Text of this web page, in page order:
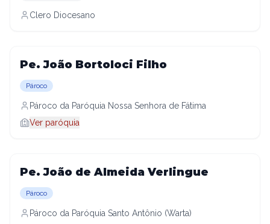
Clero Diocesano
Pe. João Bortoloci Filho
Pároco
Pároco da Paróquia Nossa Senhora de Fátima
Ver paróquia
Pe. João de Almeida Verlingue
Pároco
Pároco da Paróquia Santo Antônio (Warta)